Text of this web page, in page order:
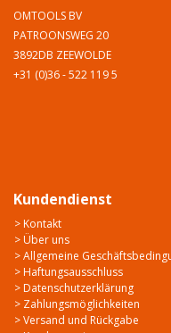
OMTOOLS BV
PATROONSWEG 20
3892DB ZEEWOLDE
+31 (0)36 - 522 119 5
Kundendienst
> Kontakt
> Über uns
> Allgemeine
> Haftungsausschluss
> Datenschutzerklärung
> Zahlungsmöglichkeiten
> Versand und Rückgabe